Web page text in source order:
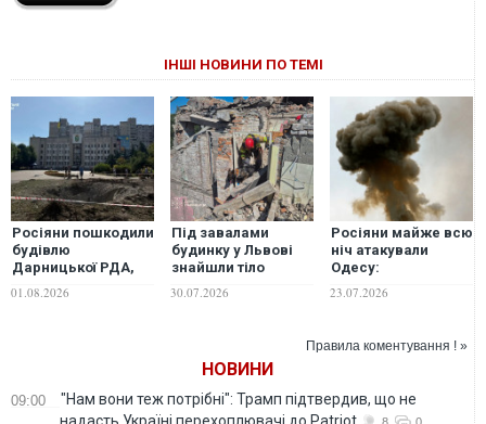
ІНШІ НОВИНИ ПО ТЕМІ
Росіяни пошкодили
будівлю
Дарницької РДА,
поранених у Києві
01.08.2026
Під завалами
будинку у Львові
знайшли тіло
30.07.2026
Росіяни майже всю
ніч атакували
Одесу:
інфраструктуру та
23.07.2026
Правила коментування ! »
НОВИНИ
09:00
"Нам вони теж потрібні": Трамп підтвердив, що не